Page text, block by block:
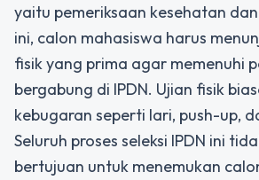
yaitu pemeriksaan kesehatan
ini, calon mahasiswa harus
fisik yang prima agar memenuhi
bergabung di IPDN. Ujian fisik
kebugaran seperti lari, push-up,
Seluruh proses seleksi IPDN ini
bertujuan untuk menemukan